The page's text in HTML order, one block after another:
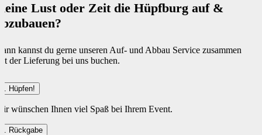
Lust oder Zeit die Hüpfburg auf &
kannst du gerne unseren Auf- und Abbau Service zusammen
der Lieferung bei uns buchen.
4. Hüpfen!
wünschen Ihnen viel Spaß bei Ihrem Event.
5. Rückgabe